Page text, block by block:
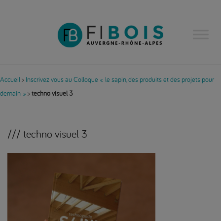
Accueil> Inscrivez vous au Colloque « le sapin, des produits et des projets pour
demain » >techno visuel 3
techno visuel 3